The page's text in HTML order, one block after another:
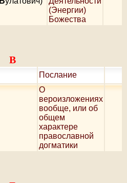
(Энергии)
Божества
В
Послание
О
вероизложениях
вообще, или об
общем
характере
православной
догматики